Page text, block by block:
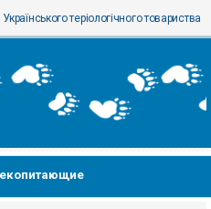
теріологічного товариства